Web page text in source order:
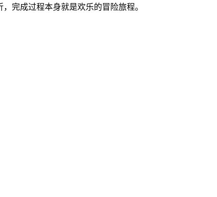
完成过程本身就是欢乐的冒险旅程。